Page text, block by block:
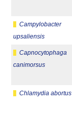
Campylobacter
upsaliensis
Capnocytophaga
canimorsus
Chlamydia abortus